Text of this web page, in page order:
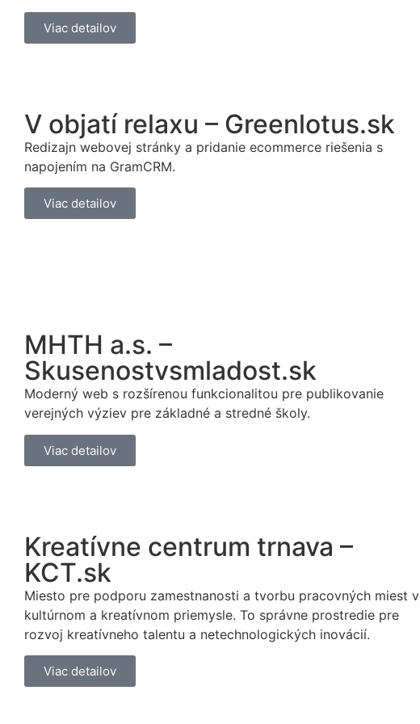
Viac detailov
V objatí relaxu – Greenlotus.sk
Redizajn webovej stránky a pridanie ecommerce riešenia s
napojením na GramCRM.
Viac detailov
MHTH a.s. –
Skusenostvsmladost.sk
Moderný web s rozšírenou funkcionalitou pre publikovanie
verejných výziev pre základné a stredné školy.
Viac detailov
Kreatívne centrum trnava –
KCT.sk
Miesto pre podporu zamestnanosti a tvorbu pracovných miest v
kultúrnom a kreatívnom priemysle. To správne prostredie pre
rozvoj kreatívneho talentu a netechnologických inovácií.
Viac detailov